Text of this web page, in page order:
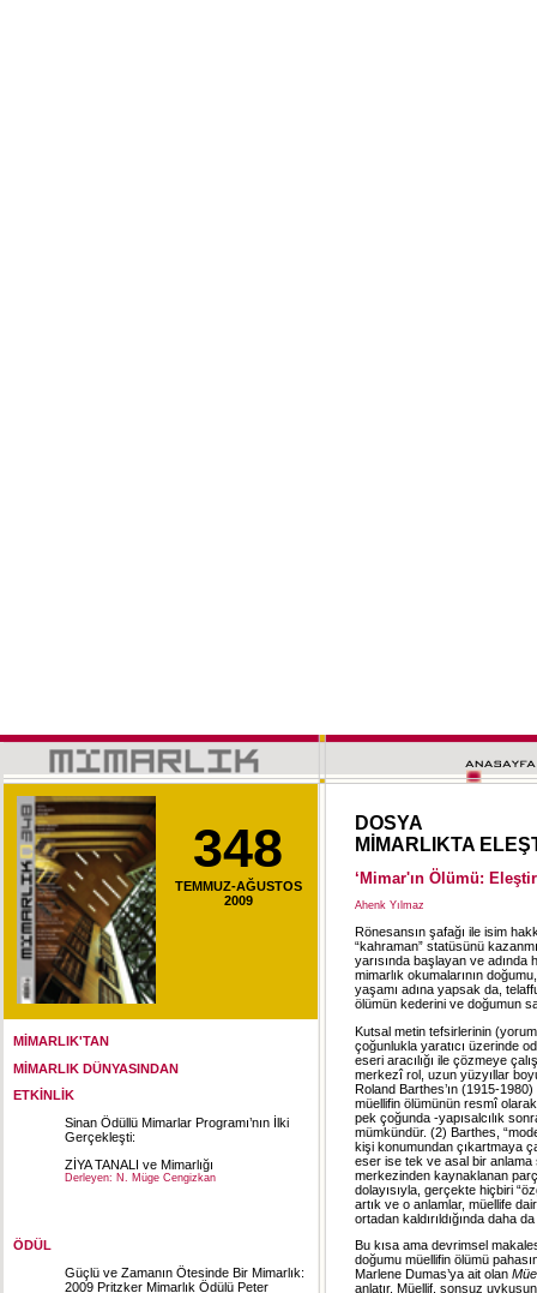
348
TEMMUZ-AĞUSTOS
2009
MİMARLIK'TAN
MİMARLIK DÜNYASINDAN
ETKİNLİK
Sinan Ödüllü Mimarlar Programı’nın İlki
Gerçekleşti:
ZİYA TANALI ve Mimarlığı
Derleyen: N. Müge Cengizkan
ÖDÜL
Güçlü ve Zamanın Ötesinde Bir Mimarlık:
2009 Pritzker Mimarlık Ödülü Peter
DOSYA
MİMARLIKTA
‘Mimar'ın Ölümü:
Ahenk Yılmaz
Rönesansın şafağı ile isim
“kahraman” statüsünü
yarısında başlayan ve adında
mimarlık okumalarının
yaşamı adına yapsak da,
ölümün kederini ve doğumun
Kutsal metin tefsirlerinin
çoğunlukla yaratıcı üzerinde
eseri aracılığı ile çözmeye
merkezî rol, uzun yüzyıllar
Roland Barthes’ın (1915-
müellifin ölümünün resmî olarak
pek çoğunda -yapısalcılık
mümkündür. (2) Barthes,
kişi konumundan çıkartmaya
eser ise tek ve asal bir anlama
merkezinden kaynaklanan
dolayısıyla, gerçekte hiçbiri
artık ve o anlamlar, müellife
ortadan kaldırıldığında daha
Bu kısa ama devrimsel
doğumu müellifin ölümü
Marlene Dumas’ya ait olan
anlatır. Müellif, sonsuz